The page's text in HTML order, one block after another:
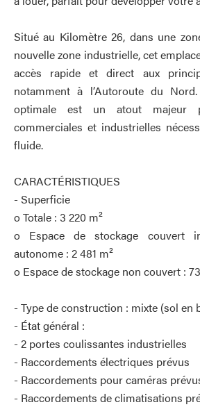
Situé au Kilomètre 26, dans une
nouvelle zone industrielle, cet
accès rapide et direct aux
notamment à l’Autoroute du
optimale est un atout majeur
commerciales et industrielles
fluide.
CARACTÉRISTIQUES
- Superficie
o Totale : 3 220 m²
o Espace de stockage couvert
autonome : 2 481 m²
o Espace de stockage non couvert :
- Type de construction : mixte (sol en
- État général :
- 2 portes coulissantes industrielles
- Raccordements électriques prévus
- Raccordements pour caméras
- Raccordements de climatisations